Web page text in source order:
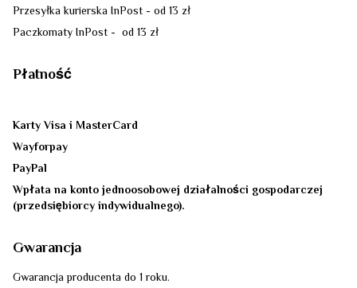
Przesyłka kurierska InPost - od 13 zł
Paczkomaty InPost - od 13 zł
Płatność
Karty Visa i MasterCard
Wayforpay
PayPal
Wpłata na konto jednoosobowej działalności gospodarczej
(przedsiębiorcy indywidualnego).
Gwarancja
Gwarancja producenta do 1 roku.